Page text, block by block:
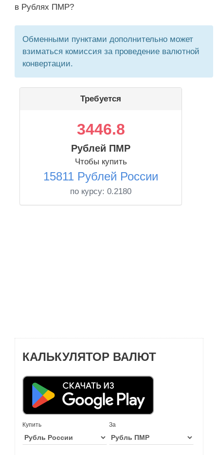
в Рублях ПМР?
Обменными пунктами дополнительно может
взиматься комиссия за проведение валютной
конвертации.
Требуется
3446.8
Рублей ПМР
Чтобы купить
15811 Рублей России
по курсу: 0.2180
КАЛЬКУЛЯТОР ВАЛЮТ
Купить За